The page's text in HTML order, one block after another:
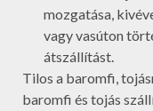
mozgatása,
vagy vasúton
átszállítást.
Tilos a baromfi,
baromfi és tojás